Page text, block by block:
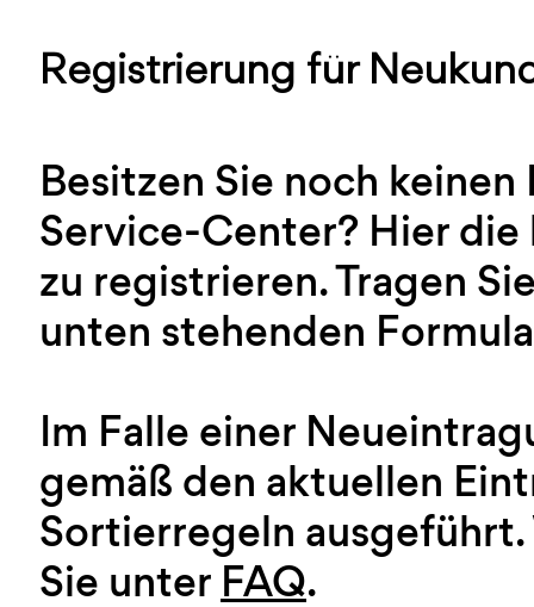
Registrierung für
Besitzen Sie noch
Service-Center? Hier
zu registrieren. Tragen
unten stehenden
Im Falle einer
gemäß den aktuellen
Sortierregeln
Sie unter FAQ.